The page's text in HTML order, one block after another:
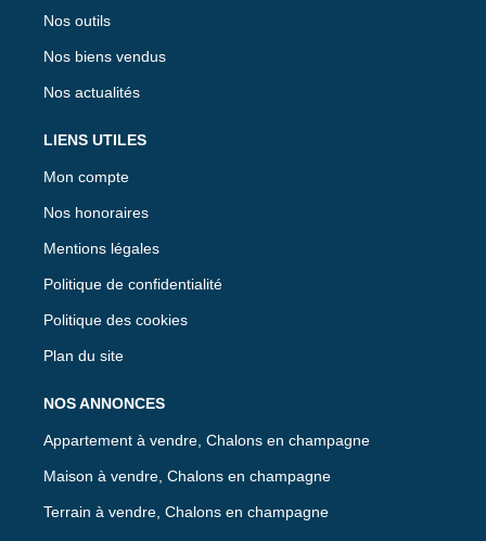
Nos outils
Nos biens vendus
Nos actualités
LIENS UTILES
Mon compte
Nos honoraires
Mentions légales
Politique de confidentialité
Politique des cookies
Plan du site
NOS ANNONCES
Appartement à vendre, Chalons en champagne
Maison à vendre, Chalons en champagne
Terrain à vendre, Chalons en champagne